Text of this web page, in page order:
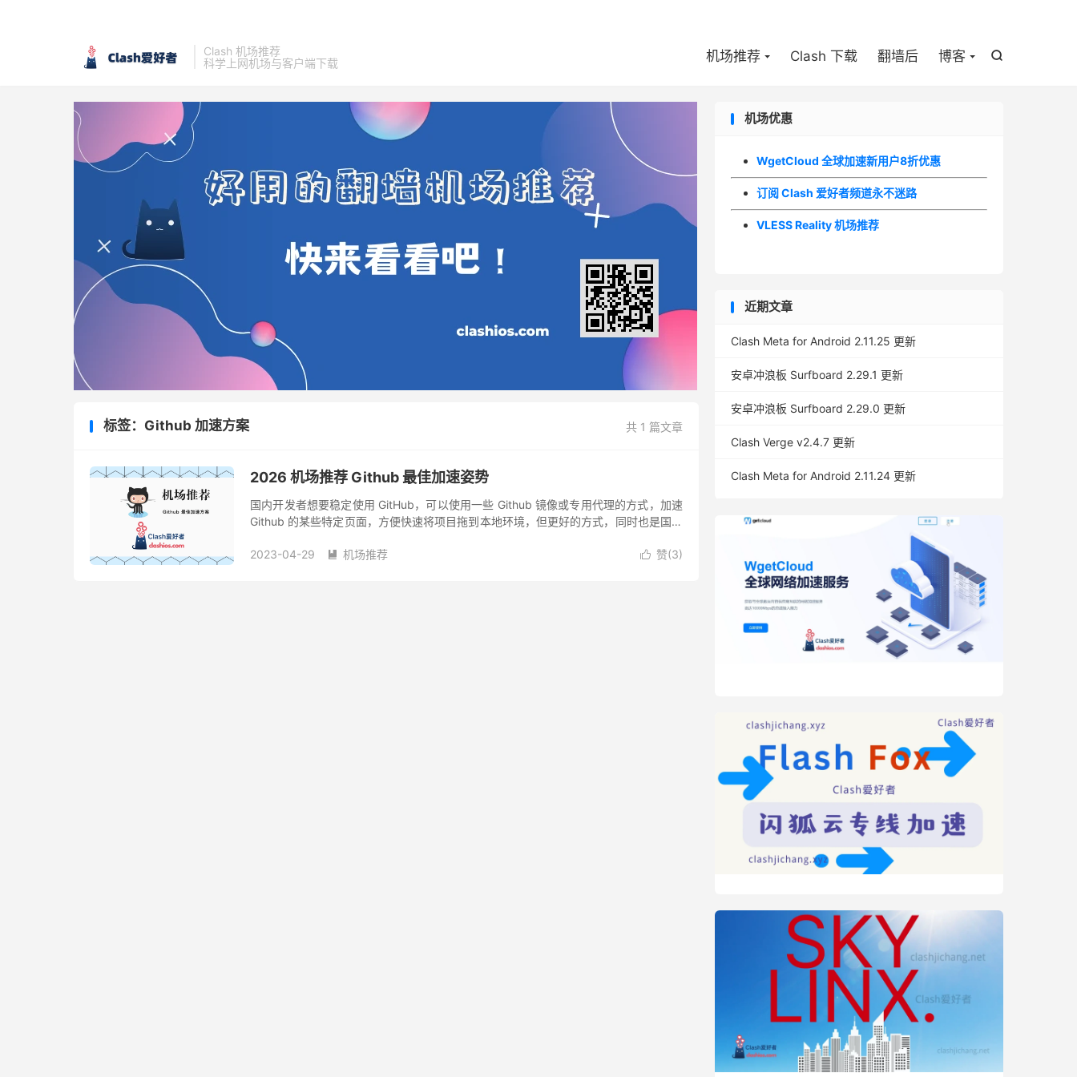
Clash 机场推荐
科学上网机场与客户端下载

机场推荐 Clash 下载 翻墙后 博客
共 1 篇文章
标签：Github 加速方案
2026 机场推荐 Github 最佳加速姿势
国内开发者想要稳定使用 GitHub，可以使用一些 Github 镜像或专用代理的方式，加速
Github 的某些特定页面，方便快速将项目拖到本地环境，但更好的方式，同时也是国内
 赞(3)
2023-04-29  机场推荐
机场优惠
WgetCloud 全球加速新用户8折优惠
订阅 Clash 爱好者频道永不迷路
VLESS Reality 机场推荐
近期文章
Clash Meta for Android 2.11.25 更新
安卓冲浪板 Surfboard 2.29.1 更新
安卓冲浪板 Surfboard 2.29.0 更新
Clash Verge v2.4.7 更新
Clash Meta for Android 2.11.24 更新